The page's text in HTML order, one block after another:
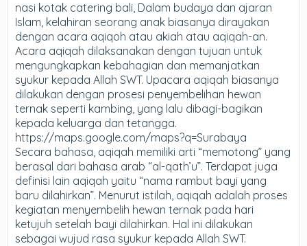
nasi kotak catering bali, Dalam budaya dan ajaran
Islam, kelahiran seorang anak biasanya dirayakan
dengan acara aqiqoh atau akiah atau aqiqah-an.
Acara aqiqah dilaksanakan dengan tujuan untuk
mengungkapkan kebahagian dan memanjatkan
syukur kepada Allah SWT. Upacara aqiqah biasanya
dilakukan dengan prosesi penyembelihan hewan
ternak seperti kambing, yang lalu dibagi-bagikan
kepada keluarga dan tetangga.
https://maps.google.com/maps?q=Surabaya
Secara bahasa, aqiqah memiliki arti “memotong” yang
berasal dari bahasa arab “al-qath’u”. Terdapat juga
definisi lain aqiqah yaitu “nama rambut bayi yang
baru dilahirkan”. Menurut istilah, aqiqah adalah proses
kegiatan menyembelih hewan ternak pada hari
ketujuh setelah bayi dilahirkan. Hal ini dilakukan
sebagai wujud rasa syukur kepada Allah SWT.